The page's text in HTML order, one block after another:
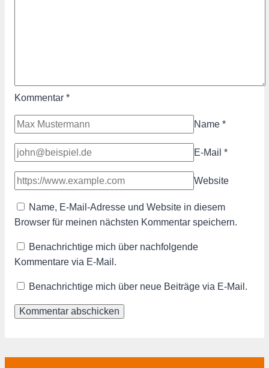
Kommentar *
Name *
E-Mail *
Website
Name, E-Mail-Adresse und Website in diesem
Browser für meinen nächsten Kommentar speichern.
Benachrichtige mich über nachfolgende
Kommentare via E-Mail.
Benachrichtige mich über neue Beiträge via E-Mail.